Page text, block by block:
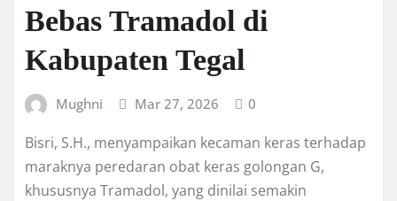
Bebas Tramadol di
Kabupaten Tegal
Mughni Mar 27, 2026 0
Bisri, S.H., menyampaikan kecaman keras terhadap
maraknya peredaran obat keras golongan G,
khususnya Tramadol, yang dinilai semakin